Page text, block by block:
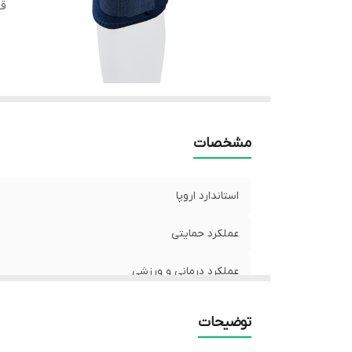
مشخصات
استاندارد اروپا
عملکرد حمایتی
عملکرد درمانی و ورزشی
توضیحات